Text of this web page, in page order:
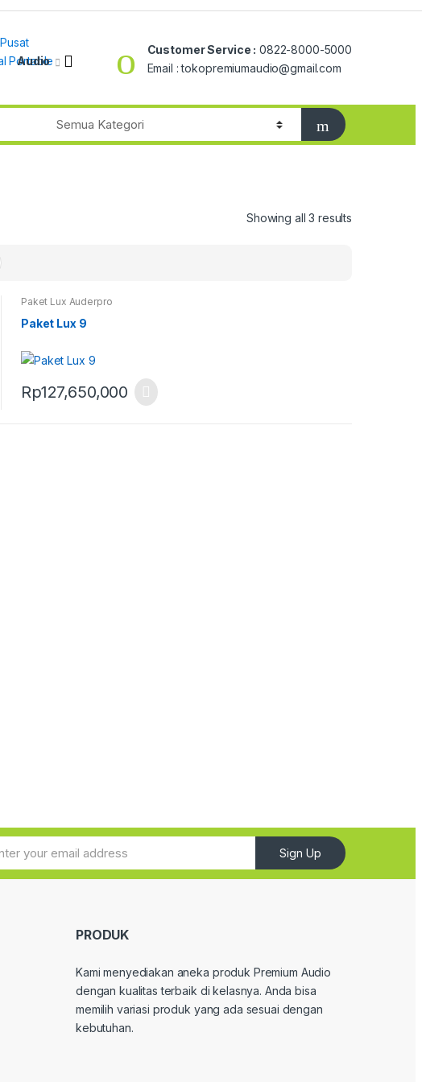
Audio
Customer Service : 0822-8000-5000
Email : tokopremiumaudio@gmail.com
Showing all 3 results
Paket Lux Auderpro
Paket Lux 9
Rp127,650,000
Sign Up
PRODUK
Kami menyediakan aneka produk Premium Audio
dengan kualitas terbaik di kelasnya. Anda bisa
memilih variasi produk yang ada sesuai dengan
kebutuhan.